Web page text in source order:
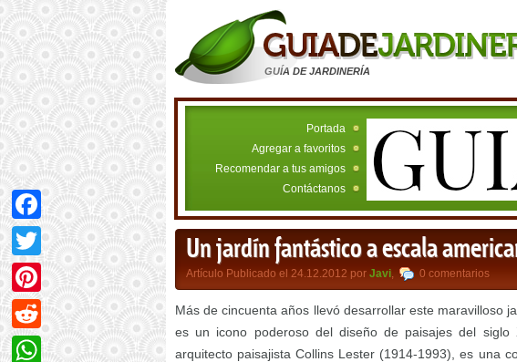
GUÍA DE JARDINERÍA
Portada
Agregar a favoritos
Recomendar a tus amigos
Contáctanos
Un jardín fantástico a escala
Artículo Publicado el 24.12.2012 por Javi, 0 comentarios
Más de cincuenta años llevó desarrollar este maravilloso
es un icono poderoso del diseño de paisajes del
arquitecto paisajista Collins Lester (1914-1993), es una
Facebook
Twitter
Pinterest
Reddit